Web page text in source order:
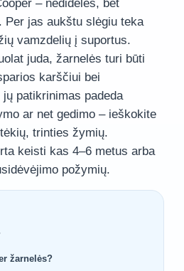
– nedidelės, bet
jas aukštu slėgiu teka
vamzdelių į suportus.
juda, žarnelės turi būti
karščiui bei
patikrinimas padeda
ar net gedimo – ieškokite
trinties žymių.
keisti kas 4–6 metus arba
požymių.
žarnelės?